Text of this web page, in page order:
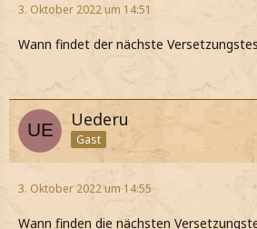
3. Oktober 2022 um 14:51
Wann findet der nächste
Uederu
Gast
3. Oktober 2022 um 14:55
Wann finden die nächsten